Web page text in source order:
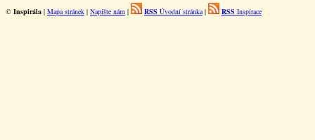
© Inspirála | Mapa stránek | Napište nám | RSS Úvodní stránka| RSS Inspirace